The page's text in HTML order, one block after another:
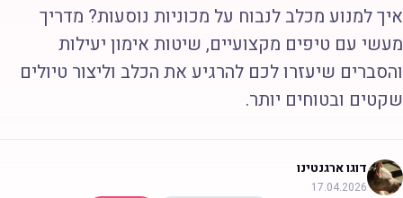
למנוע מכלב לנבוח על מכוניות נוסעות? מדריך
עם טיפים מקצועיים, שיטות אימון יעילות
שיעזרו לכם להרגיע את הכלב וליצור טיולים
ובטוחים יותר.
דוגו ארגנטינו
17.04.2026